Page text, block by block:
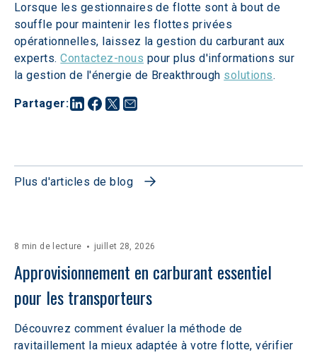
Partager:
Lorsque les gestionnaires de flotte sont à bout de
souffle pour maintenir les flottes privées
opérationnelles, laissez la gestion du carburant aux
experts. Contactez-nous pour plus d'informations sur
la gestion de l'énergie de Breakthrough solutions.
Plus d'articles de blog
8 min de lecture juillet 28, 2026
Approvisionnement en carburant essentiel
pour les transporteurs
Découvrez comment évaluer la méthode de
ravitaillement la mieux adaptée à votre flotte, vérifier